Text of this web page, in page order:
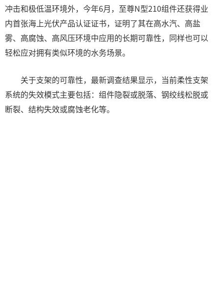
冲击和极低温环境外，今年6月，至尊N型210组件还获得业
内首张海上光伏产品认证证书，证明了其在高水汽、高盐
雾、高腐蚀、高风压环境中应用的长期可靠性，同样也可以
轻松应对拥有类似环境的水务场景。
关于支架的可靠性，最新调查结果显示，当前柔性支架
系统的失效模式主要包括：组件隐裂或脱落、钢绞线松脱或
断裂、结构失效或腐蚀老化等。